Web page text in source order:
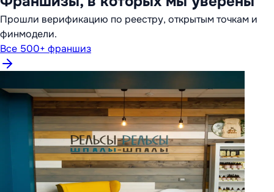
Прошли верификацию по реестру, открытым точкам и
финмодели.
Все 500+ франшиз